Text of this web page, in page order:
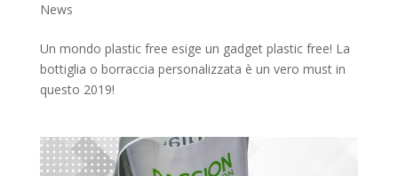
News
Un mondo plastic free esige un gadget plastic free! La
bottiglia o borraccia personalizzata è un vero must in
questo 2019!